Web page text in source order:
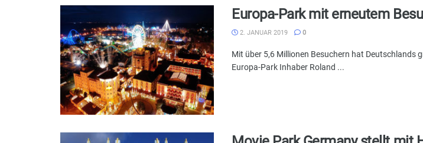
Europa-Park mit erneutem
2. JANUAR 2019 0
Mit über 5,6 Millionen Besuchern hat Deutschlands
Europa-Park Inhaber Roland ...